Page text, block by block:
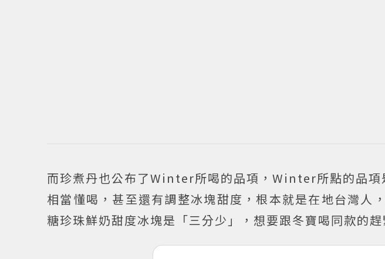
而珍煮丹也公布了Winter所喝的品項，Winter所點的品項
相當懂喝，甚至還有調整冰塊甜度，根本就是在地台灣人
糖珍珠鮮奶甜度冰塊是「三分少」，想要跟冬寶喝同款的趕